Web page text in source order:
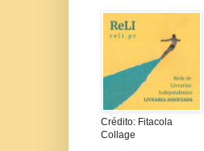
Crédito: Fitacola
Collage